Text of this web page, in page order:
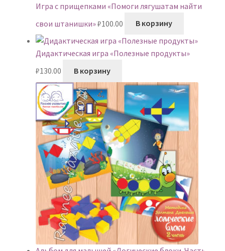
Игра с прищепками «Помоги лягушатам найти
свои штанишки»₽100.00 В корзину
Дидактическая игра «Полезные продукты»
₽130.00 В корзину